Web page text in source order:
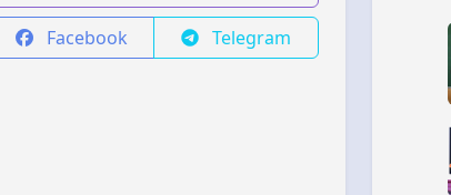
Facebook Telegram